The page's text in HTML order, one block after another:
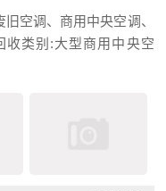
空调、商用中央空调、
收类别:大型商用中央空